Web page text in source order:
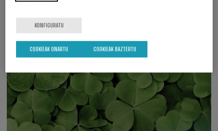
KONFIGURATU
COOKIEAK BAZTERTU
COOKIEAK ONARTU